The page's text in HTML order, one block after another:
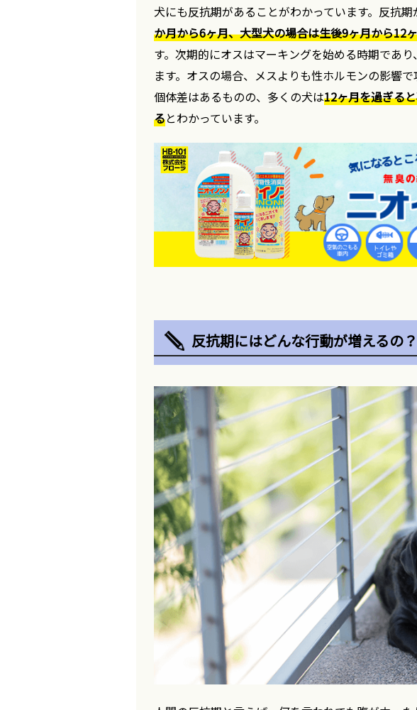
犬にも反抗期があることがわかっています。反抗
か月から6ヶ月、大型犬の場合は生後9ヶ月から12
す。次期的にオスはマーキングを始める時期であ
ます。オスの場合、メスよりも性ホルモンの影響で
個体差はあるものの、多くの犬は12ヶ月を過ぎる
るとわかっています。
反抗期にはどんな行動が増えるの？